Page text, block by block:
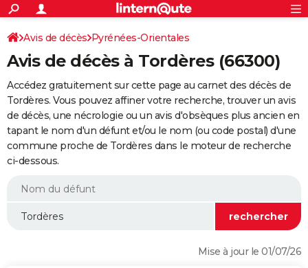
ACTUALITÉS
Politique
Société
Faits Divers
Education
Monde
Villes
+
SPORT
Coupe du monde 2026
Football
Tennis
Cyclisme
Rugby
Forum
Programme TV
TNT
Streaming
Cinéma
Sorties cinéma
Musique
+
FINANCE
Retraite
Epargne
Immobilier
Risques naturels par ville
Assurance
AUTO
Essais
Réserver un essai
Citadines
Berlines
SUV
Forum auto
+HIGH-TECH
BRICOLAGE
WEEK-END
S'inscrire
Connexion
Avis de décès Pyrénées-Orientales
Avis de décès à Tordères (66300)
Accédez gratuitement sur cette page au carnet des décès de
Tordères. Vous pouvez affiner votre recherche, trouver un avis
de décès, une nécrologie ou un avis d'obsèques plus ancien en
tapant le nom d'un défunt et/ou le nom (ou code postal) d'une
commune proche de Tordères dans le moteur de recherche
ci-dessous.
Mise à jour le 01/07/26